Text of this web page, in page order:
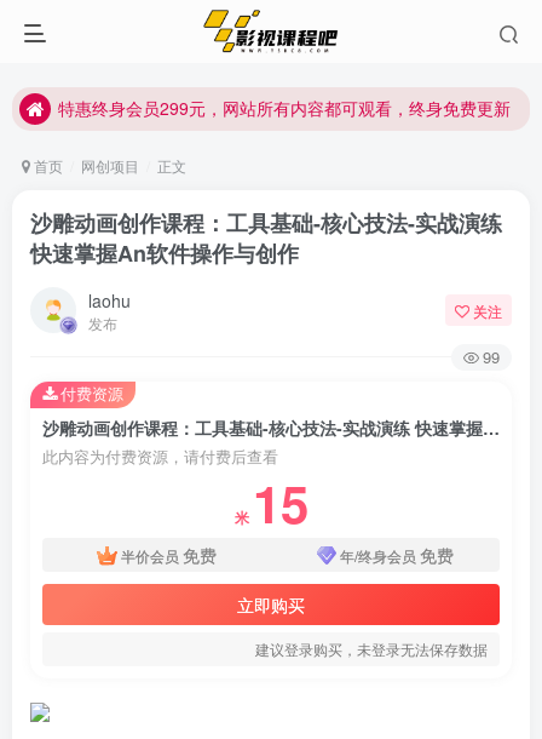
特惠终身会员299元，网站所有内容都可观看，终身免费更新
特惠终身会员299元，网站所有内容都可观看，终身免费更新
首页 网创项目 正文
沙雕动画创作课程：工具基础-核心技法-实战演练
快速掌握An软件操作与创作
laohu
发布
关注
99
沙雕动画创作课程：工具基础-核心技法-实战演练 快速掌握An软件操作与创作
此内容为付费资源，请付费后查看
米 15
半价会员 免费 年/终身会员 免费
立即购买
建议登录购买，未登录无法保存数据
付费资源